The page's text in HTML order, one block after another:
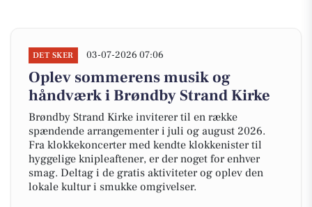
DET SKER 03-07-2026 07:06
Oplev sommerens musik og
håndværk i Brøndby Strand Kirke
Brøndby Strand Kirke inviterer til en række
spændende arrangementer i juli og august 2026.
Fra klokkekoncerter med kendte klokkenister til
hyggelige knipleaftener, er der noget for enhver
smag. Deltag i de gratis aktiviteter og oplev den
lokale kultur i smukke omgivelser.